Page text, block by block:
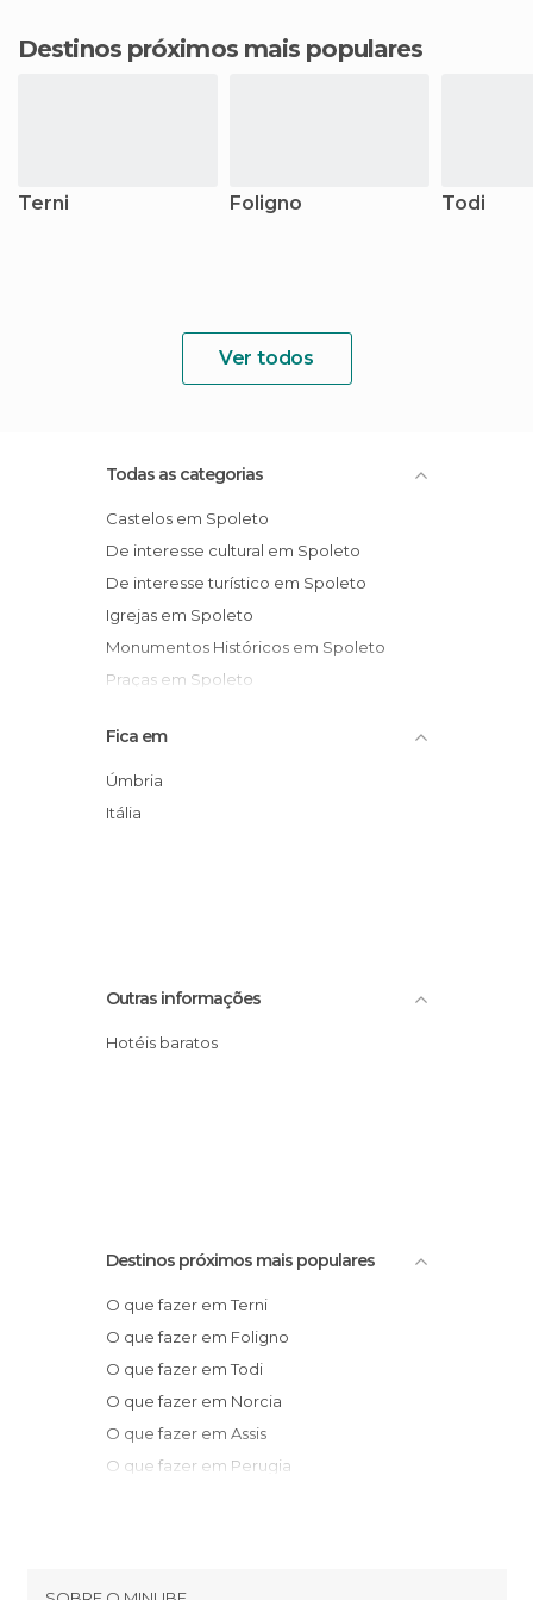
Destinos próximos mais populares
Terni Foligno Todi
Ver todos
Todas as categorias
Castelos em Spoleto
De interesse cultural em Spoleto
De interesse turístico em Spoleto
Igrejas em Spoleto
Monumentos Históricos em Spoleto
Praças em Spoleto
Teatros em Spoleto
Fica em
Úmbria
Itália
Outras informações
Hotéis baratos
Destinos próximos mais populares
O que fazer em Terni
O que fazer em Foligno
O que fazer em Todi
O que fazer em Norcia
O que fazer em Assis
O que fazer em Perugia
O que fazer em Gubbio